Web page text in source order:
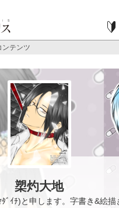
ンテンツ
槊灼大地
ﾞｲﾁ)と申します。字書き&絵描